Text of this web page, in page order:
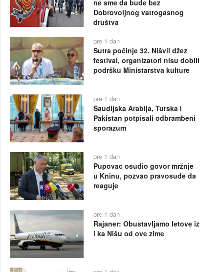
ne sme da bude bez
Dobrovoljnog vatrogasnog
društva
pre 1 dan
Sutra počinje 32. Nišvil džez
festival, organizatori nisu dobili
podršku Ministarstva kulture
pre 1 dan
Saudijska Arabija, Turska i
Pakistan potpisali odbrambeni
sporazum
pre 1 dan
Pupovac osudio govor mržnje
u Kninu, pozvao pravosuđe da
reaguje
pre 1 dan
Rajaner: Obustavljamo letove iz
i ka Nišu od ove zime